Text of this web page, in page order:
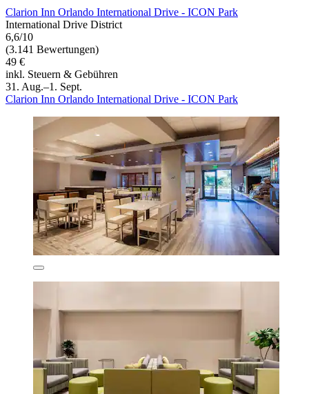
Clarion Inn Orlando International Drive - ICON Park
International Drive District
6,6/10
(3.141 Bewertungen)
49 €
inkl. Steuern & Gebühren
31. Aug.–1. Sept.
Clarion Inn Orlando International Drive - ICON Park